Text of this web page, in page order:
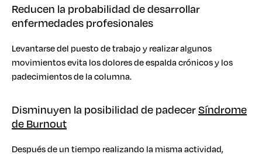
Reducen la probabilidad de desarrollar
enfermedades profesionales
Levantarse del puesto de trabajo y realizar algunos
movimientos evita los dolores de espalda crónicos y los
padecimientos de la columna.
Disminuyen la posibilidad de padecerSíndrome
de Burnout
Después de un tiempo realizando la misma actividad,